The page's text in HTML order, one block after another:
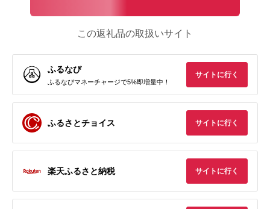
この返礼品の取扱いサイト
ふるなび
ふるなびマネーチャージで5%即増量中！
サイトに行く
ふるさとチョイス サイトに行く
楽天ふるさと納税 サイトに行く